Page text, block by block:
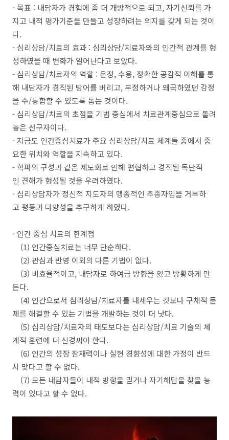
- 목표 : 내담자가 경험에 좀 더 개방적으로 되고, 자기신뢰를 가
지고 내적 평가기준을 만들고 성장하려는 의지를 갖게 되는 것이
다.
- 심리상담/치료의 효과 : 심리상담/치료자와의 인간적 관계를 형
성하였을 때 변화가 일어난다고 보았다.
- 심리상담/치료자의 역할 : 온정, 수용, 정확한 공감적 이해를 통
해 내담자가 경직된 방어를 버리고, 부정하거나 왜곡하였던 감정
을 수/통합할 수 있도록 돕는 것이다.
- 심리상담/치료의 초점을 기법 중심에서 치료관계중심으로 돌려
놓은 선구자이다.
- 지금도 인간중심치료가 주요 심리상담/치료 체계들 중에서 중
요한 위치와 역할을 지속하고 있다.
- 학파의 구성과 같은 제도화로 인해 편협하고 경직된 독단적
인 견해가 형성될 것을 우려하였다.
- 심리상담자가 정신적 지도자의 맹종적인 추종자임을 거부하
고 평등과 다양성을 추구하게 하였다.​
- 인간 중심 치료의 한계점
(1) 인간중심치료는 너무 단순하다.
(2) 관심과 반영 이외의 다른 기법이 없다.
(3) 비효율적이고, 내담자로 하여금 방향을 잃고 방황하게 만
든다.​
​ (4) 인간으로서 심리상담/치료자를 내세우는 것보다 구체적 문
제를 해결할 수 있는 기법을 개발하는 것이 더 낫다.
(5) 심리상담/치료자의 태도보다는 심리상담/치료 기술의 체
계적 훈련에 더 신경써야 한다.
(6) 인간의 성장 잠재력이나 실현 경향성에 대한 가정이 반드
시 맞다고 할 수 없다.
(7) 모든 내담자들이 내적 방향을 믿거나 자기해답을 찾을 능
력이 있다고 할 수 없다.